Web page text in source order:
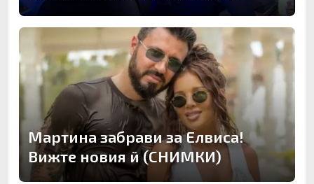
Мартина забрави за Елвиса!
Вижте новия й (СНИМКИ)